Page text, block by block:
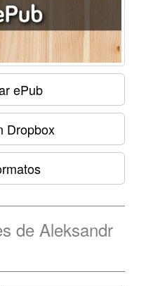
ePub
Dropbox
de Aleksandr